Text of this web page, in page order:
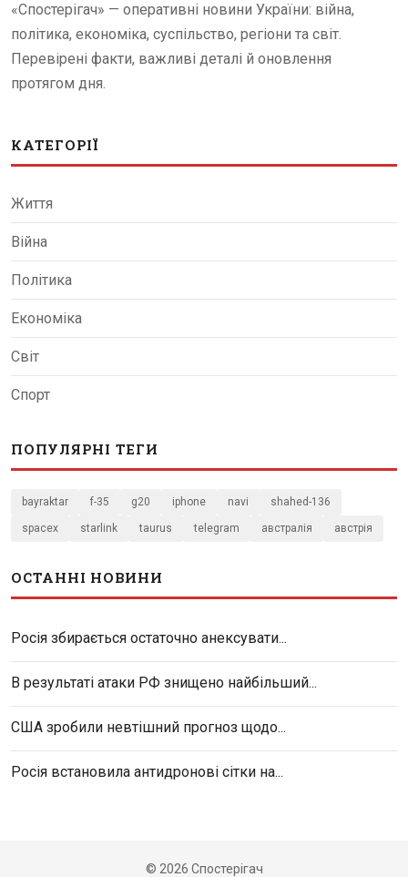
«Спостерігач» — оперативні новини України: війна,
політика, економіка, суспільство, регіони та світ.
Перевірені факти, важливі деталі й оновлення
протягом дня.
КАТЕГОРІЇ
Життя
Війна
Політика
Економіка
Світ
Спорт
ПОПУЛЯРНІ ТЕГИ
bayraktar f-35 g20 iphone navi shahed-136
spacex starlink taurus telegram австралія австрія
ОСТАННІ НОВИНИ
Росія збирається остаточно анексувати...
В результаті атаки РФ знищено найбільший...
США зробили невтішний прогноз щодо...
Росія встановила антидронові сітки на...
© 2026 Спостерігач